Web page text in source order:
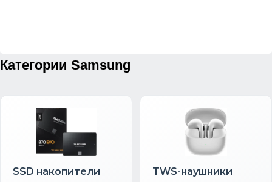
Категории Samsung
SSD накопители TWS-наушники